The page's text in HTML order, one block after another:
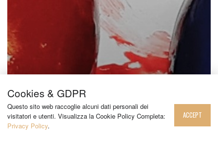
Cookies & GDPR
Questo sito web raccoglie alcuni dati personali dei
visitatori e utenti. Visualizza la Cookie Policy Completa:
Privacy Policy.
ACCEPT